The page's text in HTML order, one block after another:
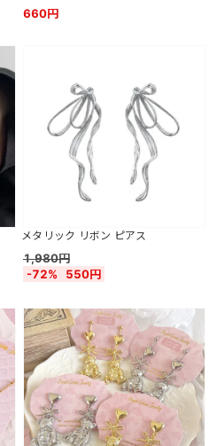
660円
メタリック リボン ピアス
1,980円
-72%
550円